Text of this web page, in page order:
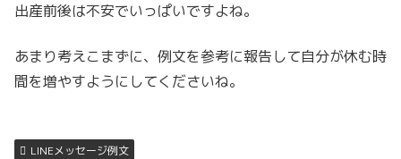
出産前後は不安でいっぱいですよね。
あまり考えこまずに、例文を参考に報告して自分が休む時
間を増やすようにしてくださいね。
LINEメッセージ例文